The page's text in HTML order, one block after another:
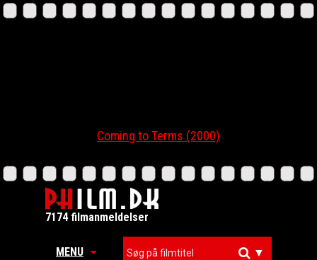
Coming to Terms (2000)
7174 filmanmeldelser
MENU ▼